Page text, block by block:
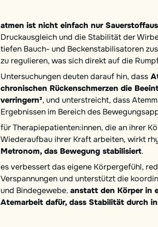
atmen ist nicht einfach nur
Druckausgleich und die Stabilität der
tiefen Bauch- und Beckenstabilisatoren
zu regulieren, was sich direkt auf die
Untersuchungen deuten darauf hin, dass
chronischen Rückenschmerzen die
verringern², und unterstreicht, dass
Ergebnissen im Bereich des
für Therapiepatienten:innen, die an ihrer
Wiederaufbau ihrer Kraft arbeiten, wirkt
Metronom, das Bewegung stabilisiert.
es verbessert das eigene Körpergefühl,
Verspannungen und unterstützt die
und Bindegewebe. anstatt den Körper in
Atemarbeit dafür, dass Stabilität durch